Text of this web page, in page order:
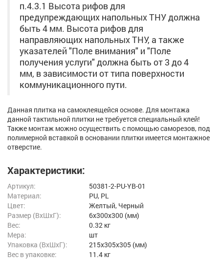
п.4.3.1 Высота рифов для
предупреждающих напольных ТНУ должна
быть 4 мм. Высота рифов для
направляющих напольных ТНУ, а также
указателей "Поле внимания" и "Поле
получения услуги" должна быть от 3 до 4
мм, в зависимости от типа поверхности
коммуникационного пути.
Данная плитка на самоклеящейся основе. Для монтажа
данной тактильной плитки не требуется специальный клей!
Также монтаж можно осуществить с помощью саморезов, под
полимерной вставкой в основании плитки имеется монтажное
отверстие.
Характеристики:
Артикул:
50381-2-PU-YB-01
Материал:
PU, PL
Цвет:
Желтый, Черный
Размер (ВxШxГ):
6x300x300 (мм)
Вес:
0.32 кг
Мера:
шт
Упаковка (ВхШхГ):
215x305x305 (мм)
Вес в упаковке:
11.4 кг